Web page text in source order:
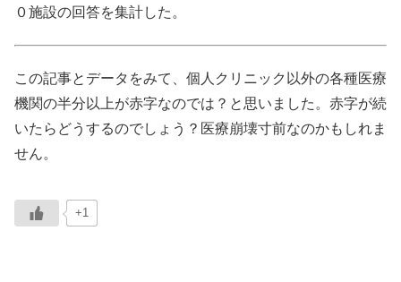
０施設の回答を集計した。
この記事とデータをみて、個人クリニック以外の各種医療
機関の半分以上が赤字なのでは？と思いました。赤字が続
いたらどうするのでしょう？医療崩壊寸前なのかもしれま
せん。
+1